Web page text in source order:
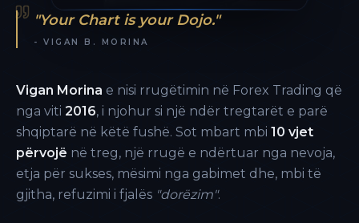
"Your Chart is your Dojo."
- VIGAN B. MORINA
Vigan Morina e nisi rrugëtimin në Forex Trading që
nga viti 2016, i njohur si një ndër tregtarët e parë
shqiptarë në këtë fushë. Sot mbart mbi 10 vjet
përvojë në treg, një rrugë e ndërtuar nga nevoja,
etja për sukses, mësimi nga gabimet dhe, mbi të
gjitha, refuzimi i fjalës "dorëzim".